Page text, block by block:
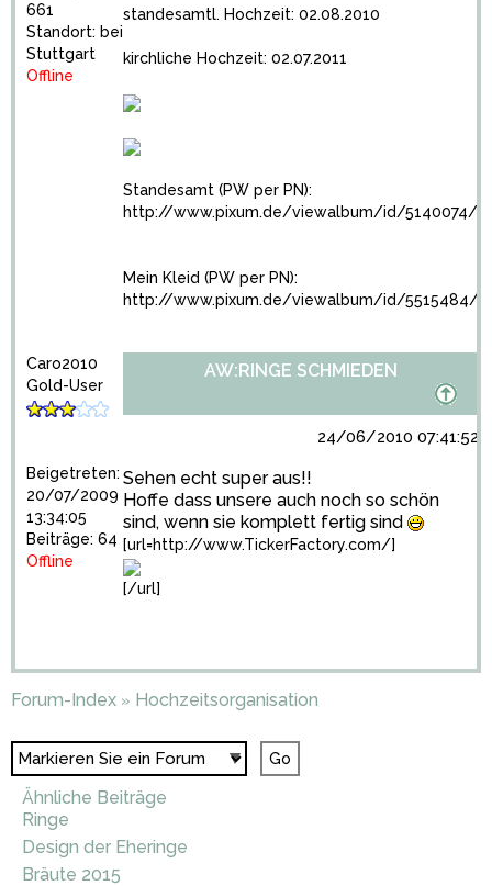
661
Standort: bei
Stuttgart
Offline
standesamtl. Hochzeit: 02.08.2010
kirchliche Hochzeit: 02.07.2011
Standesamt (PW per PN):
http://www.pixum.de/viewalbum/id/5140074/
Mein Kleid (PW per PN):
http://www.pixum.de/viewalbum/id/5515484/
Caro2010
Gold-User
Beigetreten:
20/07/2009
13:34:05
Beiträge: 64
Offline
AW:RINGE SCHMIEDEN
24/06/2010 07:41:52
Sehen echt super aus!!
Hoffe dass unsere auch noch so schön
sind, wenn sie komplett fertig sind
[url=http://www.TickerFactory.com/]
[/url]
Forum-Index » Hochzeitsorganisation
Ähnliche Beiträge
Ringe
Design der Eheringe
Bräute 2015